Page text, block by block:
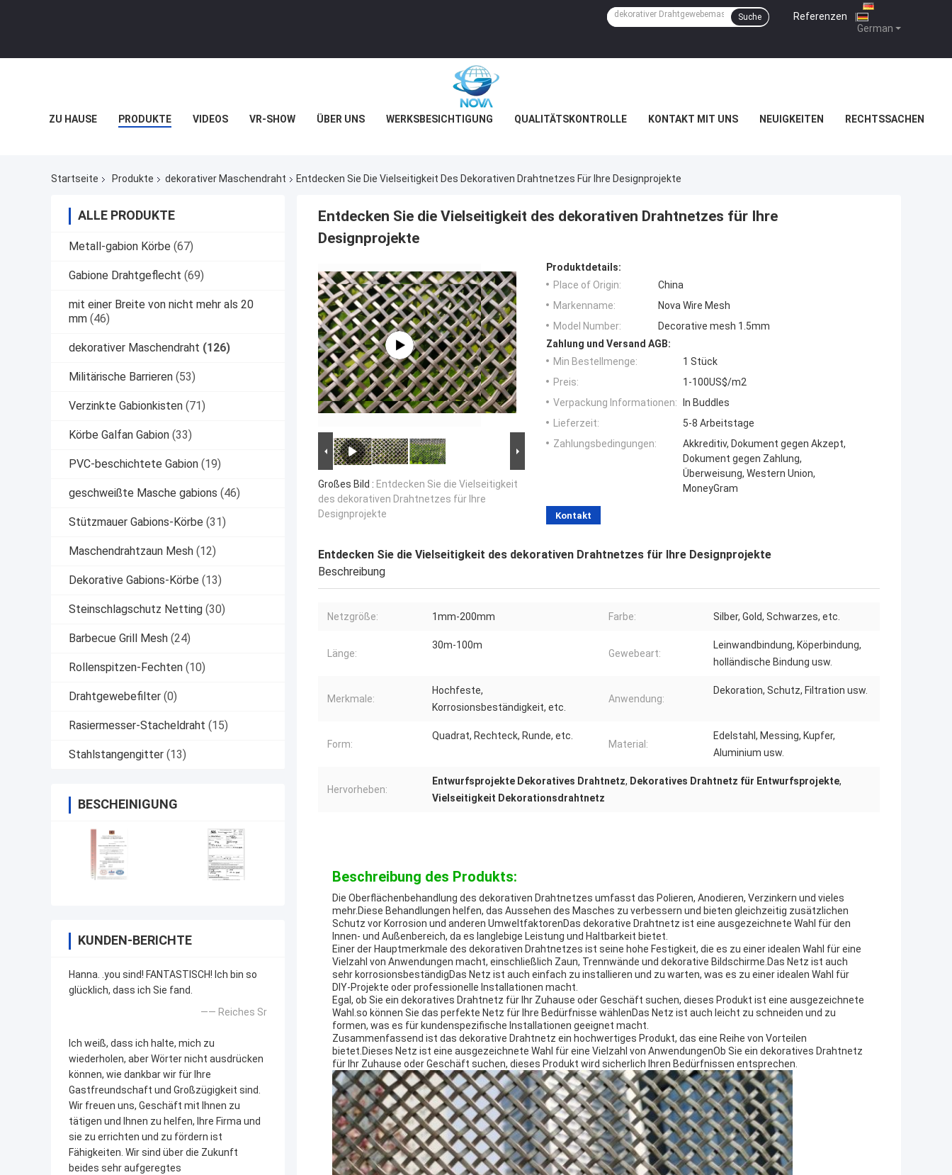
German
Referenzen |
Suche
ZU HAUSE PRODUKTE VIDEOS VR-SHOW ÜBER UNS WERKSBESICHTIGUNG QUALITÄTSKONTROLLE KONTAKT MIT UNS NEUIGKEITEN RECHTSSACHEN
Startseite Produkte dekorativer Maschendraht Entdecken Sie Die Vielseitigkeit Des Dekorativen Drahtnetzes Für Ihre Designprojekte
ALLE PRODUKTE
Metall-gabion Körbe (67)
Gabione Drahtgeflecht (69)
mit einer Breite von nicht mehr als 20
mm (46)
dekorativer Maschendraht (126)
Militärische Barrieren (53)
Verzinkte Gabionkisten (71)
Körbe Galfan Gabion (33)
PVC-beschichtete Gabion (19)
geschweißte Masche gabions (46)
Stützmauer Gabions-Körbe (31)
Maschendrahtzaun Mesh (12)
Dekorative Gabions-Körbe (13)
Steinschlagschutz Netting (30)
Barbecue Grill Mesh (24)
Rollenspitzen-Fechten (10)
Drahtgewebefilter (0)
Rasiermesser-Stacheldraht (15)
Stahlstangengitter (13)
BESCHEINIGUNG
KUNDEN-BERICHTE
Hanna. .you sind! FANTASTISCH! Ich bin so
glücklich, dass ich Sie fand.
—— Reiches Sr
Ich weiß, dass ich halte, mich zu
wiederholen, aber Wörter nicht ausdrücken
können, wie dankbar wir für Ihre
Gastfreundschaft und Großzügigkeit sind.
Wir freuen uns, Geschäft mit Ihnen zu
tätigen und Ihnen zu helfen, Ihre Firma und
sie zu errichten und zu fördern ist
Fähigkeiten. Wir sind über die Zukunft
beides sehr aufgeregtes
Entdecken Sie die Vielseitigkeit des dekorativen Drahtnetzes für Ihre
Designprojekte
Großes Bild : Entdecken Sie die Vielseitigkeit
des dekorativen Drahtnetzes für Ihre
Designprojekte
Produktdetails:
Place of Origin:
China
Markenname:
Nova Wire Mesh
Model Number:
Decorative mesh 1.5mm
Zahlung und Versand AGB:
Min Bestellmenge:
1 Stück
Preis:
1-100US$/m2
Verpackung Informationen:
In Buddles
Lieferzeit:
5-8 Arbeitstage
Zahlungsbedingungen:
Akkreditiv, Dokument gegen Akzept,
Dokument gegen Zahlung,
Überweisung, Western Union,
MoneyGram
Kontakt
Entdecken Sie die Vielseitigkeit des dekorativen Drahtnetzes für Ihre Designprojekte
Beschreibung
Netzgröße: 1mm-200mm Farbe: Silber, Gold, Schwarzes, etc.
Länge:
30m-100m
Gewebeart:
Leinwandbindung, Köperbindung,
holländische Bindung usw.
Merkmale:
Hochfeste,
Korrosionsbeständigkeit, etc.
Anwendung:
Dekoration, Schutz, Filtration usw.
Form:
Quadrat, Rechteck, Runde, etc.
Material:
Edelstahl, Messing, Kupfer,
Aluminium usw.
Hervorheben:
Entwurfsprojekte Dekoratives Drahtnetz, Dekoratives Drahtnetz für Entwurfsprojekte,
Vielseitigkeit Dekorationsdrahtnetz
Beschreibung des Produkts:
Die Oberflächenbehandlung des dekorativen Drahtnetzes umfasst das Polieren, Anodieren, Verzinkern und vieles
mehr.Diese Behandlungen helfen, das Aussehen des Masches zu verbessern und bieten gleichzeitig zusätzlichen
Schutz vor Korrosion und anderen UmweltfaktorenDas dekorative Drahtnetz ist eine ausgezeichnete Wahl für den
Innen- und Außenbereich, da es langlebige Leistung und Haltbarkeit bietet.
Einer der Hauptmerkmale des dekorativen Drahtnetzes ist seine hohe Festigkeit, die es zu einer idealen Wahl für eine
Vielzahl von Anwendungen macht, einschließlich Zaun, Trennwände und dekorative Bildschirme.Das Netz ist auch
sehr korrosionsbeständigDas Netz ist auch einfach zu installieren und zu warten, was es zu einer idealen Wahl für
DIY-Projekte oder professionelle Installationen macht.
Egal, ob Sie ein dekoratives Drahtnetz für Ihr Zuhause oder Geschäft suchen, dieses Produkt ist eine ausgezeichnete
Wahl.so können Sie das perfekte Netz für Ihre Bedürfnisse wählenDas Netz ist auch leicht zu schneiden und zu
formen, was es für kundenspezifische Installationen geeignet macht.
Zusammenfassend ist das dekorative Drahtnetz ein hochwertiges Produkt, das eine Reihe von Vorteilen
bietet.Dieses Netz ist eine ausgezeichnete Wahl für eine Vielzahl von AnwendungenOb Sie ein dekoratives Drahtnetz
für Ihr Zuhause oder Geschäft suchen, dieses Produkt wird sicherlich Ihren Bedürfnissen entsprechen.